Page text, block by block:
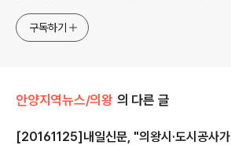
구독하기
안양지역뉴스/의왕 의 다른 글
[20161125]내일신문, "의왕시·도시공사가